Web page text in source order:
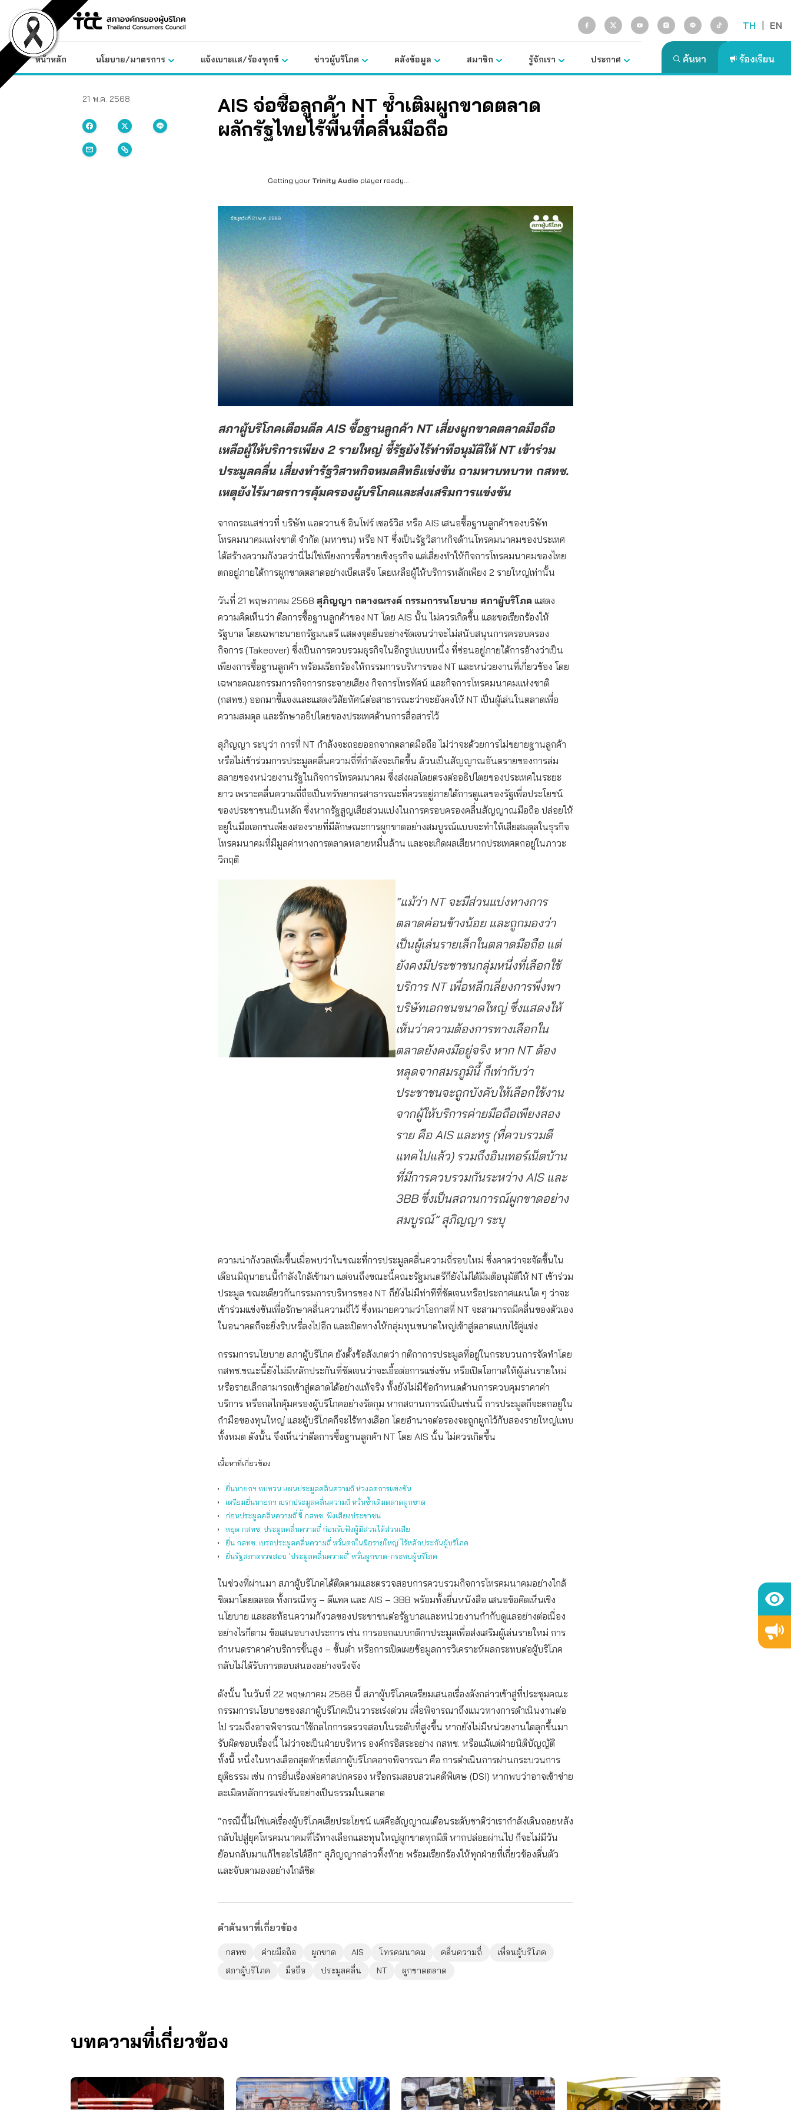
content
TH | EN
หน้าหลัก นโยบาย/มาตรการ แจ้งเบาะแส/ร้องทุกข์ ข่าวผู้บริโภค คลังข้อมูล สมาชิก รู้จักเรา ประกาศ
21 พ.ค. 2568
AIS จ่อซื้อลูกค้า NT ซ้ำเติมผูกขาดตลาด
ผลักรัฐไทยไร้พื้นที่คลื่นมือถือ
Getting your Trinity Audio player ready...
สภาผู้บริโภคเตือนดีล AIS ซื้อฐานลูกค้า NT เสี่ยงผูกขาดตลาดมือถือ
เหลือผู้ให้บริการเพียง 2 รายใหญ่ ชี้รัฐยังไร้ท่าทีอนุมัติให้ NT เข้าร่วม
ประมูลคลื่น เสี่ยงทำรัฐวิสาหกิจหมดสิทธิแข่งขัน ถามหาบทบาท กสทช.
เหตุยังไร้มาตรการคุ้มครองผู้บริโภคและส่งเสริมการแข่งขัน
จากกระแสข่าวที่ บริษัท แอดวานซ์ อินโฟร์ เซอร์วิส หรือ AIS เสนอซื้อฐานลูกค้าของบริษัท
โทรคมนาคมแห่งชาติ จำกัด (มหาชน) หรือ NT ซึ่งเป็นรัฐวิสาหกิจด้านโทรคมนาคมของประเทศ
ได้สร้างความกังวลว่านี่ไม่ใช่เพียงการซื้อขายเชิงธุรกิจ แต่เสี่ยงทำให้กิจการโทรคมนาคมของไทย
ตกอยู่ภายใต้การผูกขาดตลาดอย่างเบ็ดเสร็จ โดยเหลือผู้ให้บริการหลักเพียง 2 รายใหญ่เท่านั้น
วันที่ 21 พฤษภาคม 2568 สุภิญญา กลางณรงค์ กรรมการนโยบาย สภาผู้บริโภค แสดง
ความคิดเห็นว่า ดีลการซื้อฐานลูกค้าของ NT โดย AIS นั้น ไม่ควรเกิดขึ้น และขอเรียกร้องให้
รัฐบาล โดยเฉพาะนายกรัฐมนตรี แสดงจุดยืนอย่างชัดเจนว่าจะไม่สนับสนุนการครอบครอง
กิจการ (Takeover) ซึ่งเป็นการควบรวมธุรกิจในอีกรูปแบบหนึ่ง ที่ซ่อนอยู่ภายใต้การอ้างว่าเป็น
เพียงการซื้อฐานลูกค้า พร้อมเรียกร้องให้กรรมการบริหารของ NT และหน่วยงานที่เกี่ยวข้อง โดย
เฉพาะคณะกรรมการกิจการกระจายเสียง กิจการโทรทัศน์ และกิจการโทรคมนาคมแห่งชาติ
(กสทช.) ออกมาชี้แจงและแสดงวิสัยทัศน์ต่อสาธารณะว่าจะยังคงให้ NT เป็นผู้เล่นในตลาดเพื่อ
ความสมดุล และรักษาอธิปไตยของประเทศด้านการสื่อสารไว้
สุภิญญา ระบุว่า การที่ NT กำลังจะถอยออกจากตลาดมือถือ ไม่ว่าจะด้วยการไม่ขยายฐานลูกค้า
หรือไม่เข้าร่วมการประมูลคลื่นความถี่ที่กำลังจะเกิดขึ้น ล้วนเป็นสัญญาณอันตรายของการล่ม
สลายของหน่วยงานรัฐในกิจการโทรคมนาคม ซึ่งส่งผลโดยตรงต่ออธิปไตยของประเทศในระยะ
ยาว เพราะคลื่นความถี่ถือเป็นทรัพยากรสาธารณะที่ควรอยู่ภายใต้การดูแลของรัฐเพื่อประโยชน์
ของประชาชนเป็นหลัก ซึ่งหากรัฐสูญเสียส่วนแบ่งในการครอบครองคลื่นสัญญาณมือถือ ปล่อยให้
อยู่ในมือเอกชนเพียงสองรายที่มีลักษณะการผูกขาดอย่างสมบูรณ์แบบจะทำให้เสียสมดุลในธุรกิจ
โทรคมนาคมที่มีมูลค่าทางการตลาดหลายหมื่นล้าน และจะเกิดผลเสียหากประเทศตกอยู่ในภาวะ
วิกฤติ
“แม้ว่า NT จะมีส่วนแบ่งทางการ
ตลาดค่อนข้างน้อย และถูกมองว่า
เป็นผู้เล่นรายเล็กในตลาดมือถือ แต่
ยังคงมีประชาชนกลุ่มหนึ่งที่เลือกใช้
บริการ NT เพื่อหลีกเลี่ยงการพึ่งพา
บริษัทเอกชนขนาดใหญ่ ซึ่งแสดงให้
เห็นว่าความต้องการทางเลือกใน
ตลาดยังคงมีอยู่จริง หาก NT ต้อง
หลุดจากสมรภูมินี้ ก็เท่ากับว่า
ประชาชนจะถูกบังคับให้เลือกใช้งาน
จากผู้ให้บริการค่ายมือถือเพียงสอง
ราย คือ AIS และทรู (ที่ควบรวมดี
แทคไปแล้ว) รวมถึงอินเทอร์เน็ตบ้าน
ที่มีการควบรวมกันระหว่าง AIS และ
3BB ซึ่งเป็นสถานการณ์ผูกขาดอย่าง
สมบูรณ์” สุภิญญา ระบุ
ความน่ากังวลเพิ่มขึ้นเมื่อพบว่าในขณะที่การประมูลคลื่นความถี่รอบใหม่ ซึ่งคาดว่าจะจัดขึ้นใน
เดือนมิถุนายนนี้กำลังใกล้เข้ามา แต่จนถึงขณะนี้คณะรัฐมนตรีก็ยังไม่ได้มีมติอนุมัติให้ NT เข้าร่วม
ประมูล ขณะเดียวกันกรรมการบริหารของ NT ก็ยังไม่มีท่าทีที่ชัดเจนหรือประกาศแผนใด ๆ ว่าจะ
เข้าร่วมแข่งขันเพื่อรักษาคลื่นความถี่ไว้ ซึ่งหมายความว่าโอกาสที่ NT จะสามารถมีคลื่นของตัวเอง
ในอนาคตก็จะยิ่งริบหรี่ลงไปอีก และเปิดทางให้กลุ่มทุนขนาดใหญ่เข้าสู่ตลาดแบบไร้คู่แข่ง
กรรมการนโยบาย สภาผู้บริโภค ยังตั้งข้อสังเกตว่า กติกาการประมูลที่อยู่ในกระบวนการจัดทำโดย
กสทช.ขณะนี้ยังไม่มีหลักประกันที่ชัดเจนว่าจะเอื้อต่อการแข่งขัน หรือเปิดโอกาสให้ผู้เล่นรายใหม่
หรือรายเล็กสามารถเข้าสู่ตลาดได้อย่างแท้จริง ทั้งยังไม่มีข้อกำหนดด้านการควบคุมราคาค่า
บริการ หรือกลไกคุ้มครองผู้บริโภคอย่างรัดกุม หากสถานการณ์เป็นเช่นนี้ การประมูลก็จะตกอยู่ใน
กำมือของทุนใหญ่ และผู้บริโภคก็จะไร้ทางเลือก โดยอำนาจต่อรองจะถูกผูกไว้กับสองรายใหญ่แทบ
ทั้งหมด ดังนั้น จึงเห็นว่าดีลการซื้อฐานลูกค้า NT โดย AIS นั้น ไม่ควรเกิดขึ้น
เนื้อหาที่เกี่ยวข้อง
ยื่นนายกฯ ทบทวน แผนประมูลคลื่นความถี่ ห่วงลดการแข่งขัน
เตรียมยื่นนายกฯ เบรกประมูลคลื่นความถี่ หวั่นซ้ำเติมตลาดผูกขาด
ก่อนประมูลคลื่นความถี่ จี้ กสทช. ฟังเสียงประชาชน
หยุด กสทช. ประมูลคลื่นความถี่ ก่อนรับฟังผู้มีส่วนได้ส่วนเสีย
ยื่น กสทช. เบรกประมูลคลื่นความถี่ หวั่นตกในมือรายใหญ่ ไร้หลักประกันผู้บริโภค
ยื่นรัฐสภาตรวจสอบ ‘ประมูลคลื่นความถี่’ หวั่นผูกขาด-กระทบผู้บริโภค
ในช่วงที่ผ่านมา สภาผู้บริโภคได้ติดตามและตรวจสอบการควบรวมกิจการโทรคมนาคมอย่างใกล้
ชิดมาโดยตลอด ทั้งกรณีทรู – ดีแทค และ AIS – 3BB พร้อมทั้งยื่นหนังสือ เสนอข้อคิดเห็นเชิง
นโยบาย และสะท้อนความกังวลของประชาชนต่อรัฐบาลและหน่วยงานกำกับดูแลอย่างต่อเนื่อง
อย่างไรก็ตาม ข้อเสนอบางประการ เช่น การออกแบบกติกาประมูลเพื่อส่งเสริมผู้เล่นรายใหม่ การ
กำหนดราคาค่าบริการขั้นสูง – ขั้นต่ำ หรือการเปิดเผยข้อมูลการวิเคราะห์ผลกระทบต่อผู้บริโภค
กลับไม่ได้รับการตอบสนองอย่างจริงจัง
ดังนั้น ในวันที่ 22 พฤษภาคม 2568 นี้ สภาผู้บริโภคเตรียมเสนอเรื่องดังกล่าวเข้าสู่ที่ประชุมคณะ
กรรมการนโยบายของสภาผู้บริโภคเป็นวาระเร่งด่วน เพื่อพิจารณาถึงแนวทางการดำเนินงานต่อ
ไป รวมถึงอาจพิจารณาใช้กลไกการตรวจสอบในระดับที่สูงขึ้น หากยังไม่มีหน่วยงานใดลุกขึ้นมา
รับผิดชอบเรื่องนี้ ไม่ว่าจะเป็นฝ่ายบริหาร องค์กรอิสระอย่าง กสทช. หรือแม้แต่ฝ่ายนิติบัญญัติ
ทั้งนี้ หนึ่งในทางเลือกสุดท้ายที่สภาผู้บริโภคอาจพิจารณา คือ การดำเนินการผ่านกระบวนการ
ยุติธรรม เช่น การยื่นเรื่องต่อศาลปกครอง หรือกรมสอบสวนคดีพิเศษ (DSI) หากพบว่าอาจเข้าข่าย
ละเมิดหลักการแข่งขันอย่างเป็นธรรมในตลาด
“กรณีนี้ไม่ใช่แค่เรื่องผู้บริโภคเสียประโยชน์ แต่คือสัญญาณเตือนระดับชาติว่าเรากำลังเดินถอยหลัง
กลับไปสู่ยุคโทรคมนาคมที่ไร้ทางเลือกและทุนใหญ่ผูกขาดทุกมิติ หากปล่อยผ่านไป ก็จะไม่มีวัน
ย้อนกลับมาแก้ไขอะไรได้อีก” สุภิญญากล่าวทิ้งท้าย พร้อมเรียกร้องให้ทุกฝ่ายที่เกี่ยวข้องตื่นตัว
และจับตามองอย่างใกล้ชิด
คำค้นหาที่เกี่ยวข้อง
กสทช ค่ายมือถือ ผูกขาด AIS โทรคมนาคม คลื่นความถี่
เพื่อนผู้บริโภค
สภาผู้บริโภค
มือถือ ประมูลคลื่น NT ผูกขาดตลาด
บทความที่เกี่ยวข้อง